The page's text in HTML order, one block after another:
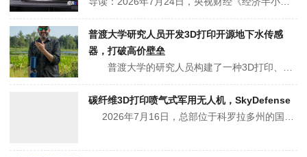
普渡大学研究人员开发3D打印开源地下水传感
器，打破高价壁垒
碳纤维3D打印喷气式军用无人机，SkyDefense